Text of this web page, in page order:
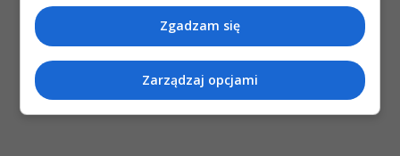
Zgadzam się
Zarządzaj opcjami